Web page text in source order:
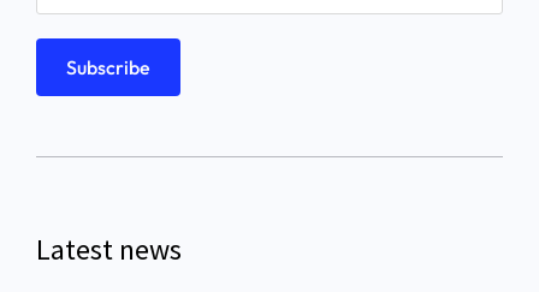
Latest news